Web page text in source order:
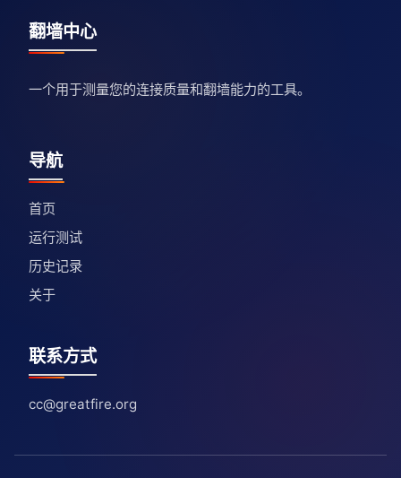
翻墙中心
一个用于测量您的连接质量和翻墙能力的工具。
导航
首页
运行测试
历史记录
关于
联系方式
cc@greatfire.org